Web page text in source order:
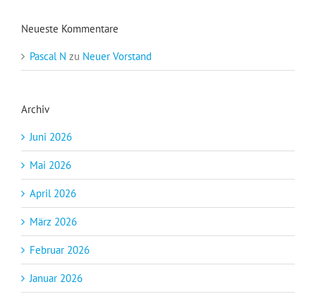
Neueste Kommentare
Pascal N zu Neuer Vorstand
Archiv
Juni 2026
Mai 2026
April 2026
März 2026
Februar 2026
Januar 2026